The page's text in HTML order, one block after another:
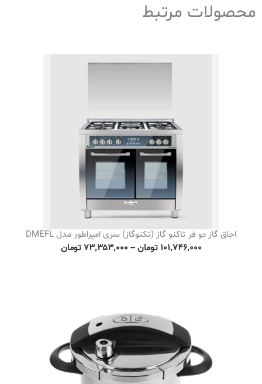
محصولات مرتبط
اجاق گاز دو فر تاکنو گاز (تکنوگاز) سری امپراطور مدل DMEFL
۱۰۱٬۷۴۶٬۰۰۰ تومان – ۷۳٬۳۵۳٬۰۰۰ تومان
P
a
n
g